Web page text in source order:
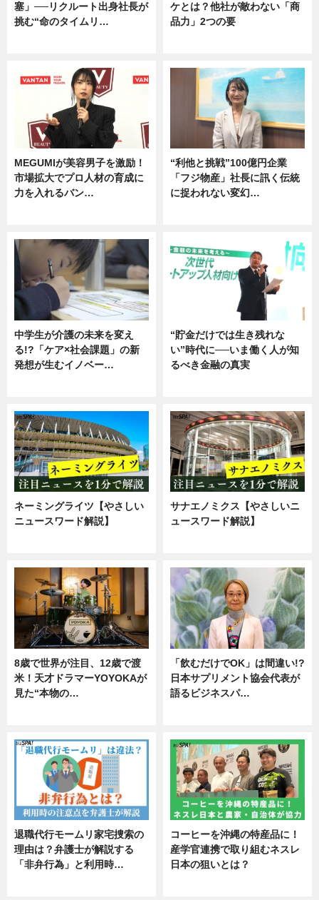
塞」──リクルート出身社長が
挑む“命のタイムリ…
ケとは？他社が敵わない「商
品力」2つの要
MEGUMIが美容男子を激励！
市場拡大でプロ人材の育成に
力を入れるバン…
“利他と挑戦”100億円企業
「フジ物産」社長に訊く伝統
に捉われない変幻…
中学生が介護の未来を変え
る!?「ケア×社会課題」の新
発想が生むイノベー…
“貯金だけでは生き残れな
い”時代に──いま働く人が知
るべき金融の真実
ネーミングライツ【やさしい
ニュースワード解説】
サナエノミクス【やさしいニ
ュースワード解説】
8歳で世界が注目、12歳で渡
米！天才ドラマーYOYOKAが
見た“本物の…
「飲むだけでOK」は間違い!?
日本サプリメント協会代表が
語るビジネスパ…
退職代行モームリ家宅捜索の
理由は？弁護士が解説する
「非弁行為」と利用時…
コーヒーを沖縄の特産品に！
産学官連携で取り組むネスレ
日本の狙いとは？